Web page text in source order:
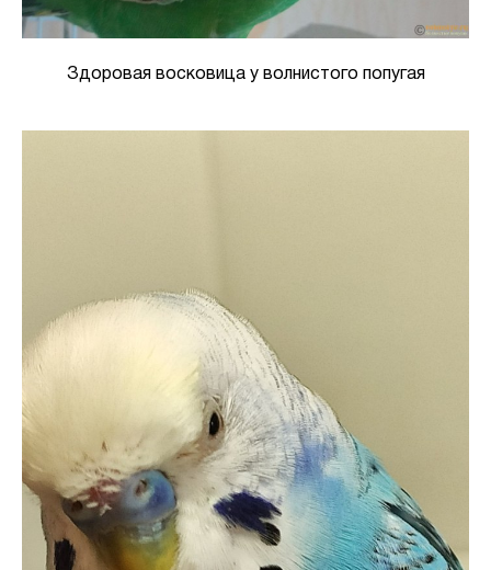
Здоровая восковица у волнистого попугая